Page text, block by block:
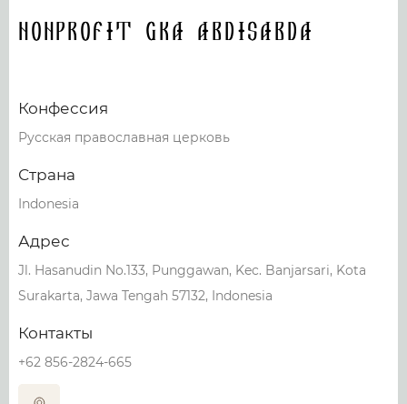
nonprofit gka abdisabda
Конфессия
Русская православная церковь
Страна
Indonesia
Адрес
Jl. Hasanudin No.133, Punggawan, Kec. Banjarsari, Kota
Surakarta, Jawa Tengah 57132, Indonesia
Контакты
+62 856-2824-665